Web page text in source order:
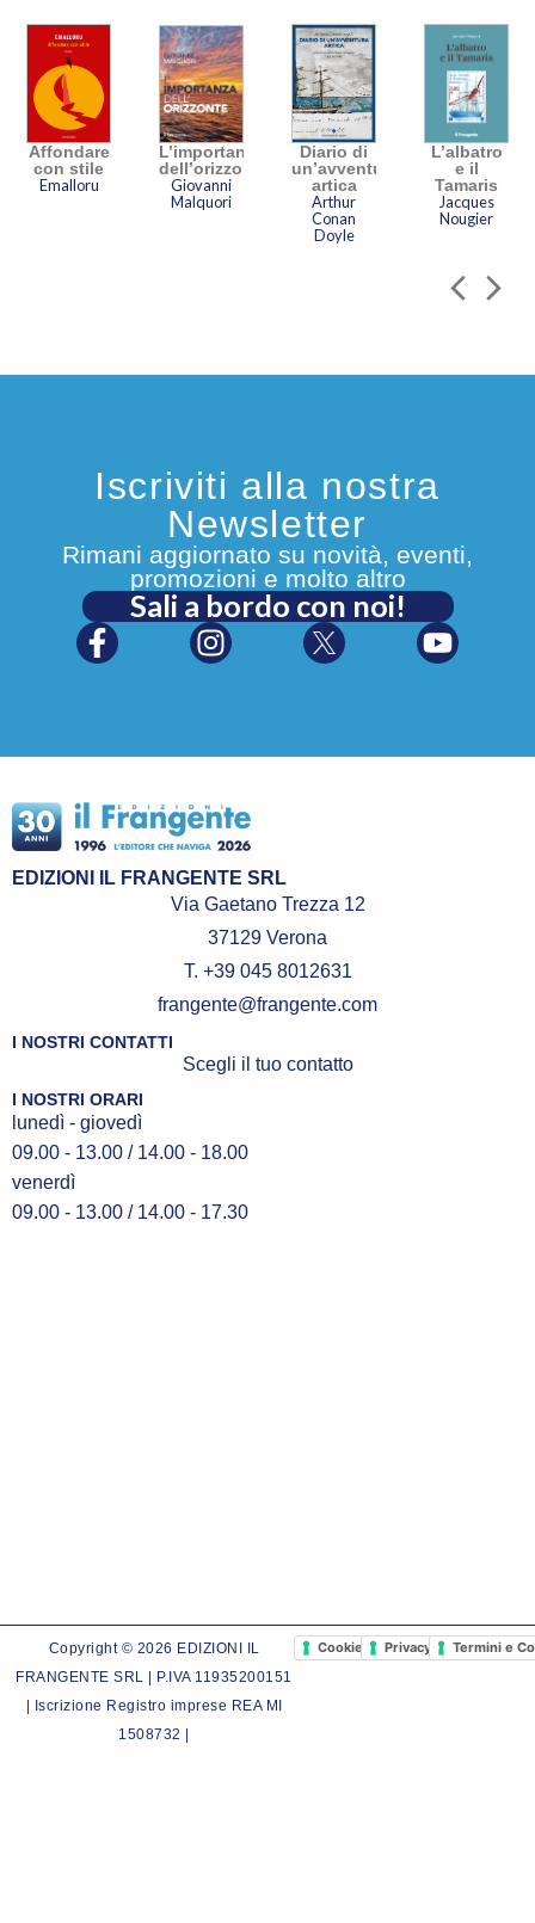
Affondare
con stile
Emalloru
L’importanza
dell’orizzonte
Giovanni
Malquori
Diario di
un’avventura
artica
Arthur
Conan
Doyle
L’albatro
e il
Tamaris
Jacques
Nougier
Iscriviti alla nostra
Newsletter
Rimani aggiornato su novità, eventi,
promozioni e molto altro
Sali a bordo con noi!
EDIZIONI IL FRANGENTE SRL
Via Gaetano Trezza 12
37129 Verona
T. +39 045 8012631
frangente@frangente.com
I NOSTRI CONTATTI
Scegli il tuo contatto
I NOSTRI ORARI
lunedì - giovedì
09.00 - 13.00 / 14.00 - 18.00
venerdì
09.00 - 13.00 / 14.00 - 17.30
Copyright © 2026 EDIZIONI IL
FRANGENTE SRL | P.IVA 11935200151
| Iscrizione Registro imprese REA MI
1508732 |
Cookie PolicyPrivacy PolicyTermini e